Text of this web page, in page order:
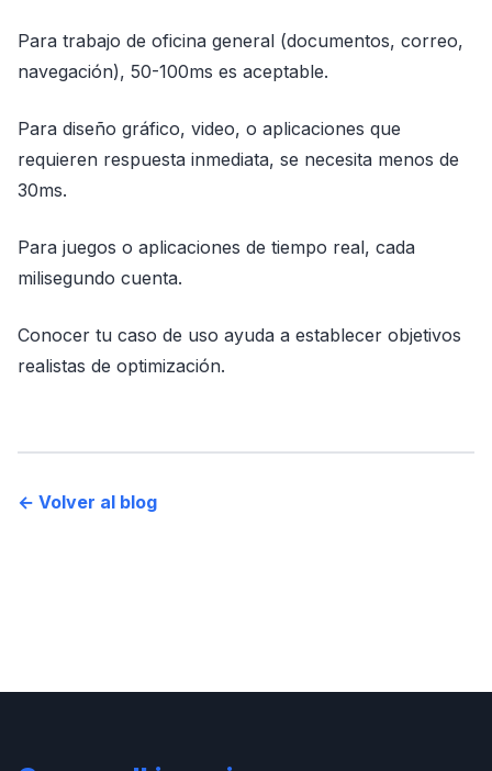
Para trabajo de oficina general (documentos, correo,
navegación), 50-100ms es aceptable.
Para diseño gráfico, video, o aplicaciones que
requieren respuesta inmediata, se necesita menos de
30ms.
Para juegos o aplicaciones de tiempo real, cada
milisegundo cuenta.
Conocer tu caso de uso ayuda a establecer objetivos
realistas de optimización.
← Volver al blog